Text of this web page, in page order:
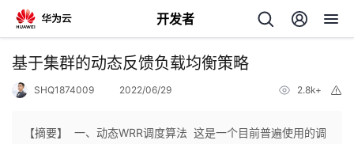
开发者
返
基于集群的动态反馈负载均衡策略
SHQ1874009 2022/06/29 2.8k+
【摘要】 ​ 一、动态WRR调度算法 这是一个目前普遍使用的调